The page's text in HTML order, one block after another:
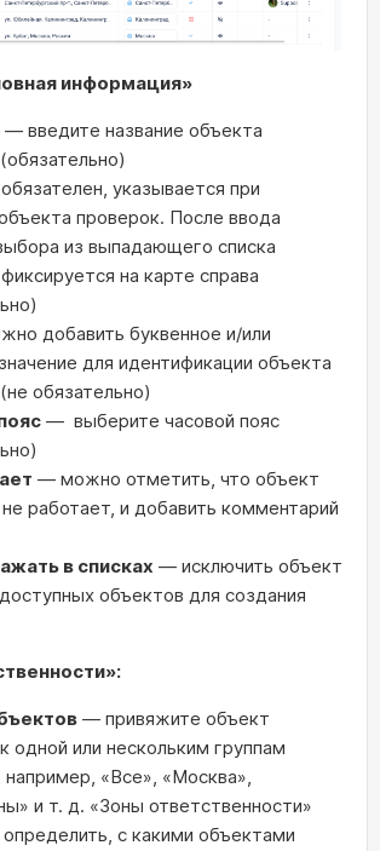
информация»
— введите название объекта
указывается при
проверок. После ввода
из выпадающего списка
на карте справа
добавить буквенное и/или
для идентификации объекта
обязательно)
— выберите часовой пояс
— можно отметить, что объект
работает, и добавить комментарий
в списках — исключить объект
объектов для создания
— привяжите объект
одной или нескольким группам
«Все», «Москва»,
и т. д. «Зоны ответственности»
с какими объектами